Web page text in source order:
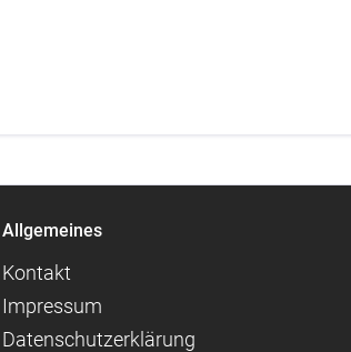
Allgemeines
Kontakt
Impressum
Datenschutzerklärung